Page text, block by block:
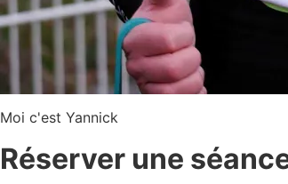
Moi c'est Yannick
Réserver une